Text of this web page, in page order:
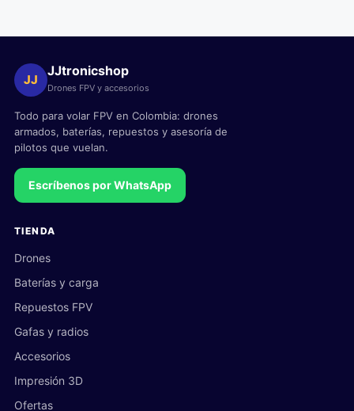
JJ
JJtronicshop
Drones FPV y accesorios
Todo para volar FPV en Colombia: drones
armados, baterías, repuestos y asesoría de
pilotos que vuelan.
Escríbenos por WhatsApp
TIENDA
Drones
Baterías y carga
Repuestos FPV
Gafas y radios
Accesorios
Impresión 3D
Ofertas